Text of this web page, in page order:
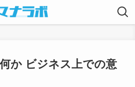
か ビジネス上での意